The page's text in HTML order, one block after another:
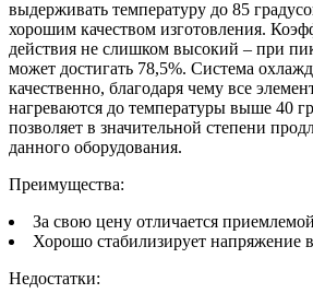
выдерживать температуру до 85
хорошим качеством изготовления.
действия не слишком высокий – при
может достигать 78,5%. Система
качественно, благодаря чему все
нагреваются до температуры выше 40
позволяет в значительной степени
данного оборудования.
Преимущества:
За свою цену отличается
Хорошо стабилизирует напряжение
Недостатки: